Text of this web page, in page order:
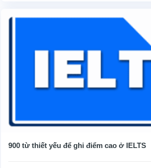
900 từ thiết yếu để ghi điểm cao ở IELTS